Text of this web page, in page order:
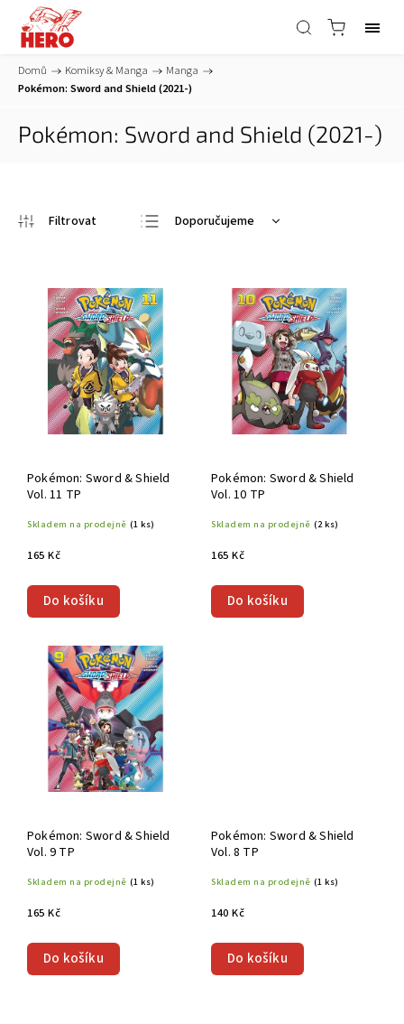
Domů / Komiksy & Manga / Manga /
Pokémon: Sword and Shield (2021-)
Pokémon: Sword and Shield (2021-)
Doporučujeme
Nejprodávanější
Pokémon: Sword & Shield
Vol. 11 TP
Skladem na prodejně (1 ks)
165 Kč
Do košíku
Pokémon: Sword & Shield
Vol. 10 TP
Skladem na prodejně (2 ks)
165 Kč
Do košíku
Pokémon: Sword & Shield
Vol. 9 TP
Skladem na prodejně (1 ks)
165 Kč
Do košíku
Pokémon: Sword & Shield
Vol. 8 TP
Skladem na prodejně (1 ks)
140 Kč
Do košíku